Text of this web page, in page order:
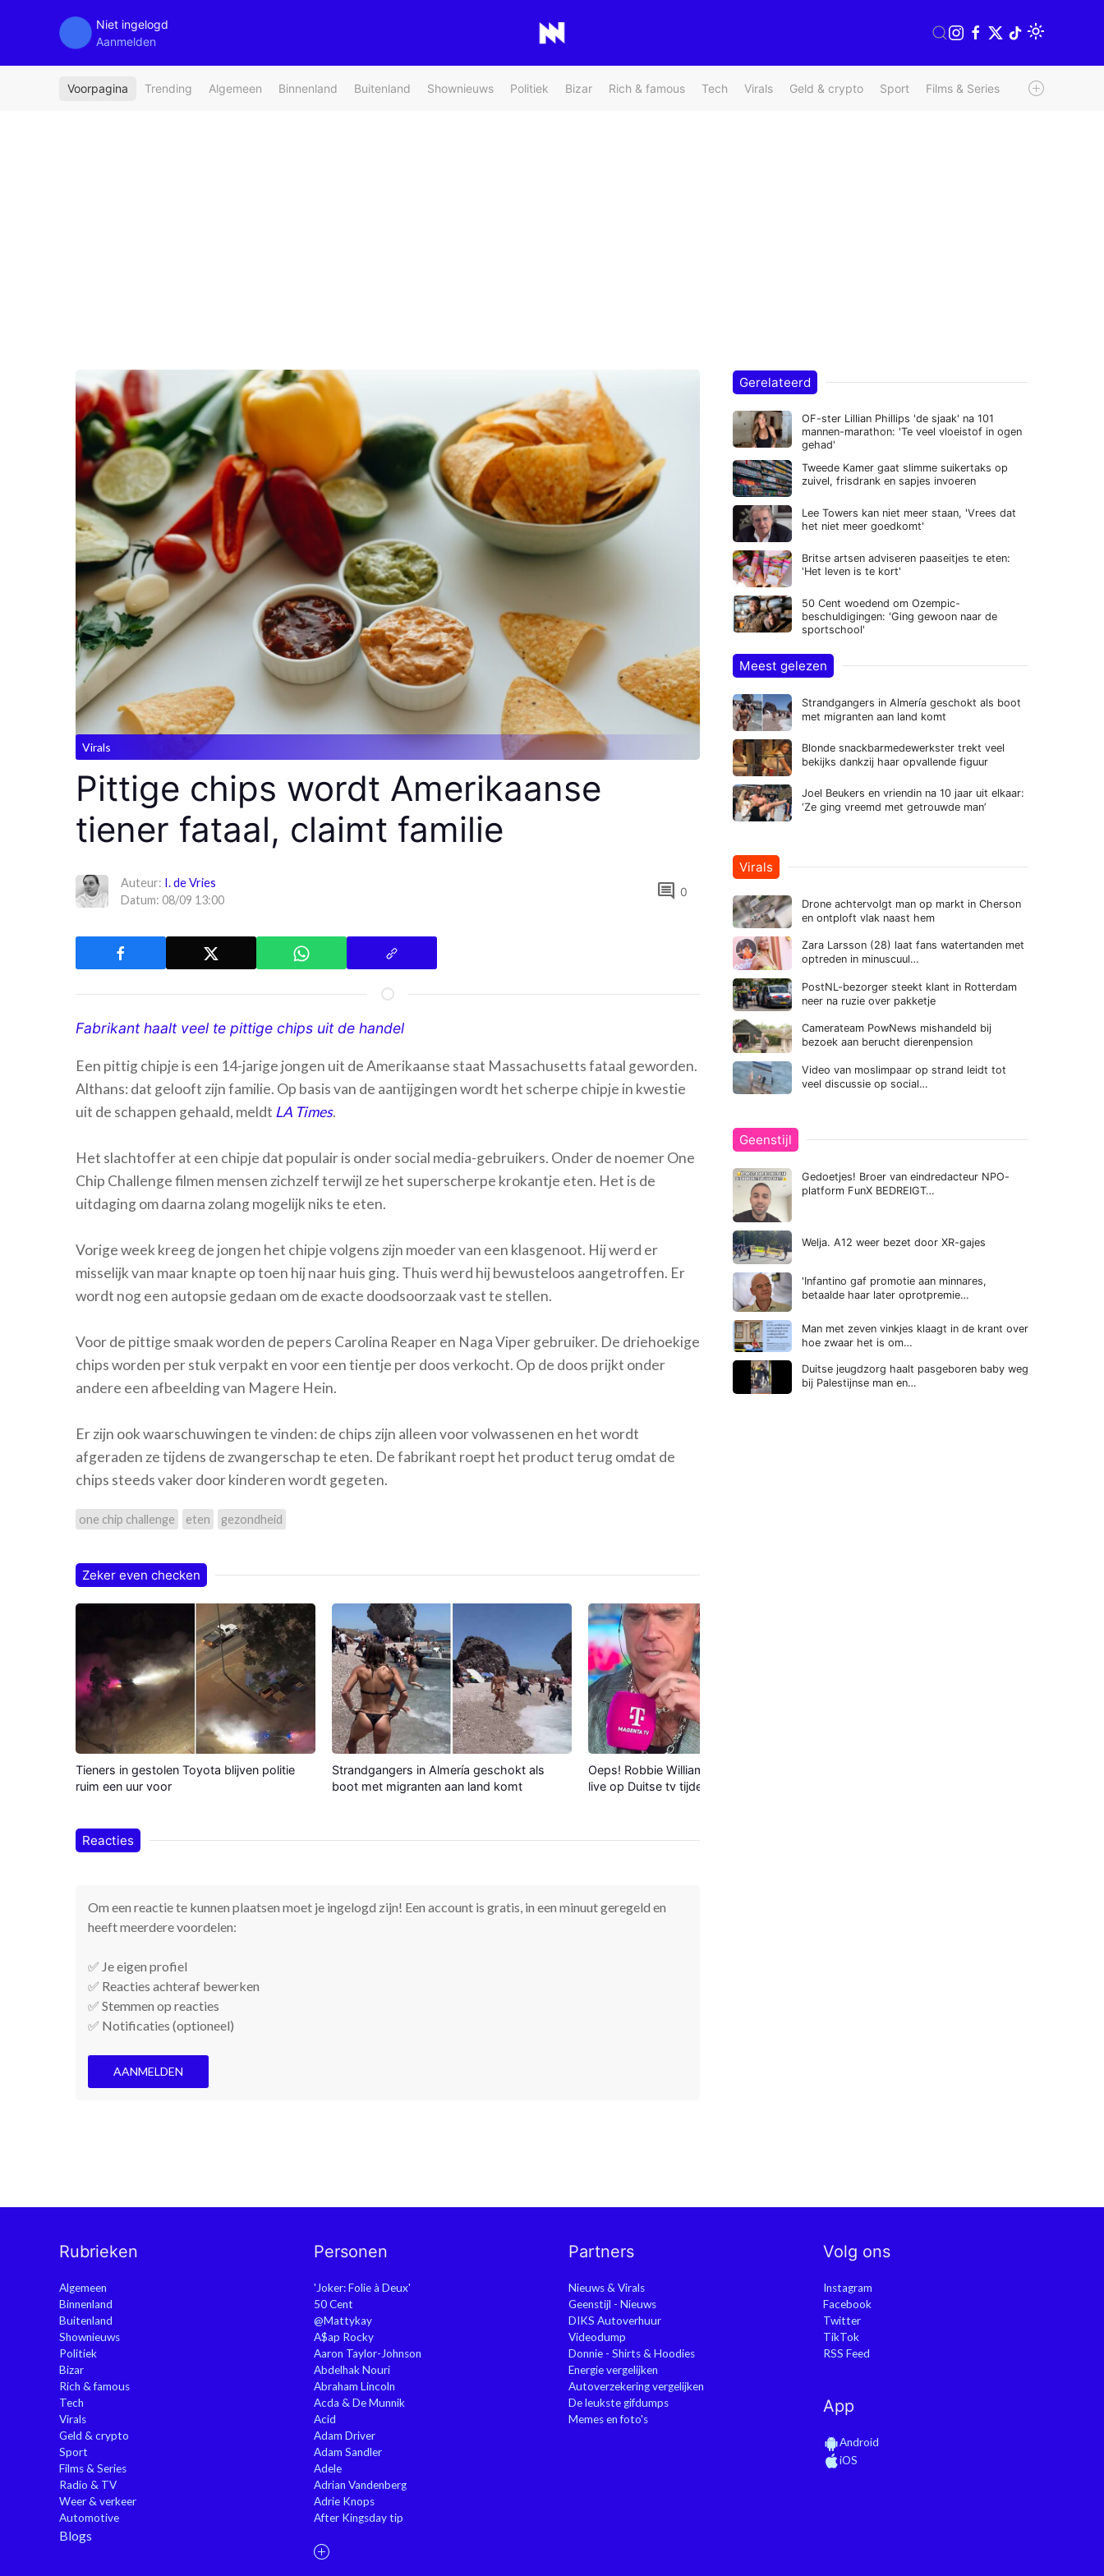
Niet ingelogd
Aanmelden
Voorpagina Trending Algemeen Binnenland Buitenland Shownieuws Politiek Bizar Rich & famous Tech Virals Geld & crypto Sport Films & Series Radio & TV
Virals
Pittige chips wordt Amerikaanse
tiener fataal, claimt familie
Auteur: I. de Vries
Datum: 08/09 13:00
comment 0
Fabrikant haalt veel te pittige chips uit de handel
Een pittig chipje is een 14-jarige jongen uit de Amerikaanse staat Massachusetts fataal geworden.
Althans: dat gelooft zijn familie. Op basis van de aantijgingen wordt het scherpe chipje in kwestie
uit de schappen gehaald, meldt LA Times.
Het slachtoffer at een chipje dat populair is onder social media-gebruikers. Onder de noemer One
Chip Challenge filmen mensen zichzelf terwijl ze het superscherpe krokantje eten. Het is de
uitdaging om daarna zolang mogelijk niks te eten.
Vorige week kreeg de jongen het chipje volgens zijn moeder van een klasgenoot. Hij werd er
misselijk van maar knapte op toen hij naar huis ging. Thuis werd hij bewusteloos aangetroffen. Er
wordt nog een autopsie gedaan om de exacte doodsoorzaak vast te stellen.
Voor de pittige smaak worden de pepers Carolina Reaper en Naga Viper gebruiker. De driehoekige
chips worden per stuk verpakt en voor een tientje per doos verkocht. Op de doos prijkt onder
andere een afbeelding van Magere Hein.
Er zijn ook waarschuwingen te vinden: de chips zijn alleen voor volwassenen en het wordt
afgeraden ze tijdens de zwangerschap te eten. De fabrikant roept het product terug omdat de
chips steeds vaker door kinderen wordt gegeten.
one chip challenge eten gezondheid
Zeker even checken
Tieners in gestolen Toyota blijven politie
ruim een uur voor
Strandgangers in Almería geschokt als
boot met migranten aan land komt
Oeps! Robbie Williams verliest 'wit brokje'
live op Duitse tv tijdens WK-finale
Reacties
Om een reactie te kunnen plaatsen moet je ingelogd zijn! Een account is gratis, in een minuut geregeld en
heeft meerdere voordelen:
✅ Je eigen profiel
✅ Reacties achteraf bewerken
✅ Stemmen op reacties
✅ Notificaties (optioneel)
AANMELDEN
Gerelateerd
OF-ster Lillian Phillips 'de sjaak' na 101
mannen-marathon: 'Te veel vloeistof in ogen
gehad'
Tweede Kamer gaat slimme suikertaks op
zuivel, frisdrank en sapjes invoeren
Lee Towers kan niet meer staan, 'Vrees dat
het niet meer goedkomt'
Britse artsen adviseren paaseitjes te eten:
'Het leven is te kort'
50 Cent woedend om Ozempic-
beschuldigingen: 'Ging gewoon naar de
sportschool'
Meest gelezen
Strandgangers in Almería geschokt als boot
met migranten aan land komt
Blonde snackbarmedewerkster trekt veel
bekijks dankzij haar opvallende figuur
Joel Beukers en vriendin na 10 jaar uit elkaar:
‘Ze ging vreemd met getrouwde man’
Virals
Drone achtervolgt man op markt in Cherson
en ontploft vlak naast hem
Zara Larsson (28) laat fans watertanden met
optreden in minuscuul…
PostNL-bezorger steekt klant in Rotterdam
neer na ruzie over pakketje
Camerateam PowNews mishandeld bij
bezoek aan berucht dierenpension
Video van moslimpaar op strand leidt tot
veel discussie op social…
Geenstijl
Gedoetjes! Broer van eindredacteur NPO-
platform FunX BEDREIGT…
Welja. A12 weer bezet door XR-gajes
'Infantino gaf promotie aan minnares,
betaalde haar later oprotpremie…
Man met zeven vinkjes klaagt in de krant over
hoe zwaar het is om…
Duitse jeugdzorg haalt pasgeboren baby weg
bij Palestijnse man en…
Rubrieken
Algemeen
Binnenland
Buitenland
Shownieuws
Politiek
Bizar
Rich & famous
Tech
Virals
Geld & crypto
Sport
Films & Series
Radio & TV
Weer & verkeer
Automotive
Blogs
Personen
'Joker: Folie à Deux'
50 Cent
@Mattykay
A$ap Rocky
Aaron Taylor-Johnson
Abdelhak Nouri
Abraham Lincoln
Acda & De Munnik
Acid
Adam Driver
Adam Sandler
Adele
Adrian Vandenberg
Adrie Knops
After Kingsday tip
Partners
Nieuws & Virals
Geenstijl - Nieuws
DIKS Autoverhuur
Videodump
Donnie - Shirts & Hoodies
Energie vergelijken
Autoverzekering vergelijken
De leukste gifdumps
Memes en foto's
Volg ons
Instagram
Facebook
Twitter
TikTok
RSS Feed
App
Android
iOS